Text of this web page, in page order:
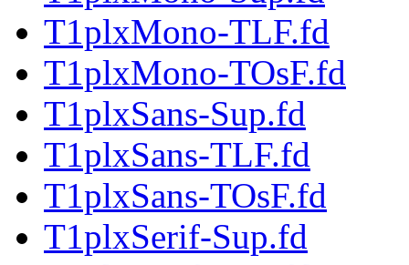
T1plxMono-TLF.fd
T1plxMono-TOsF.fd
T1plxSans-Sup.fd
T1plxSans-TLF.fd
T1plxSans-TOsF.fd
T1plxSerif-Sup.fd